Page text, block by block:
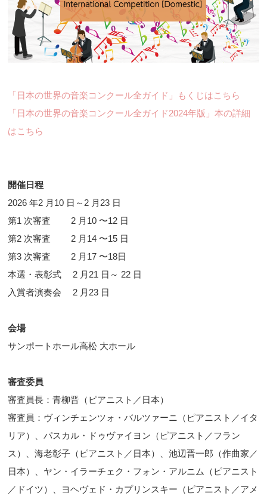
「日本の世界の音楽コンクール全ガイド」もくじはこちら
「日本の世界の音楽コンクール全ガイド2024年版」本の詳細
はこちら
開催日程
2026 年2 月10 日～2 月23 日
第1 次審査 2 月10 〜12 日
第2 次審査 2 月14 〜15 日
第3 次審査 2 月17 〜18日
本選・表彰式 2 月21 日～ 22 日
入賞者演奏会 2 月23 日
会場
サンポートホール高松 大ホール
審査委員
審査員長：青柳晋（ピアニスト／日本）
審査員：ヴィンチェンツォ・バルツァーニ（ピアニスト／イタ
リア）、パスカル・ドゥヴァイヨン（ピアニスト／フラン
ス）、海老彰子（ピアニスト／日本）、池辺晋一郎（作曲家／
日本）、ヤン・イラーチェク・フォン・アルニム（ピアニスト
／ドイツ）、ヨヘヴェド・カプリンスキー（ピアニスト／アメ